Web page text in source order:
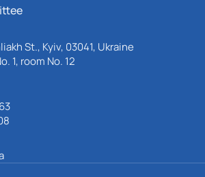
St., Kyiv, 03041, Ukraine
1, room No. 12